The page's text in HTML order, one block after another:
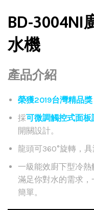
BD-3004NI
水機
產品介紹
榮獲2019台灣精品獎
採可微調觸控式面板
開關設計。
龍頭可360°旋轉，具
一級能效廚下型冷熱
滿足你對水的需求
簡單。